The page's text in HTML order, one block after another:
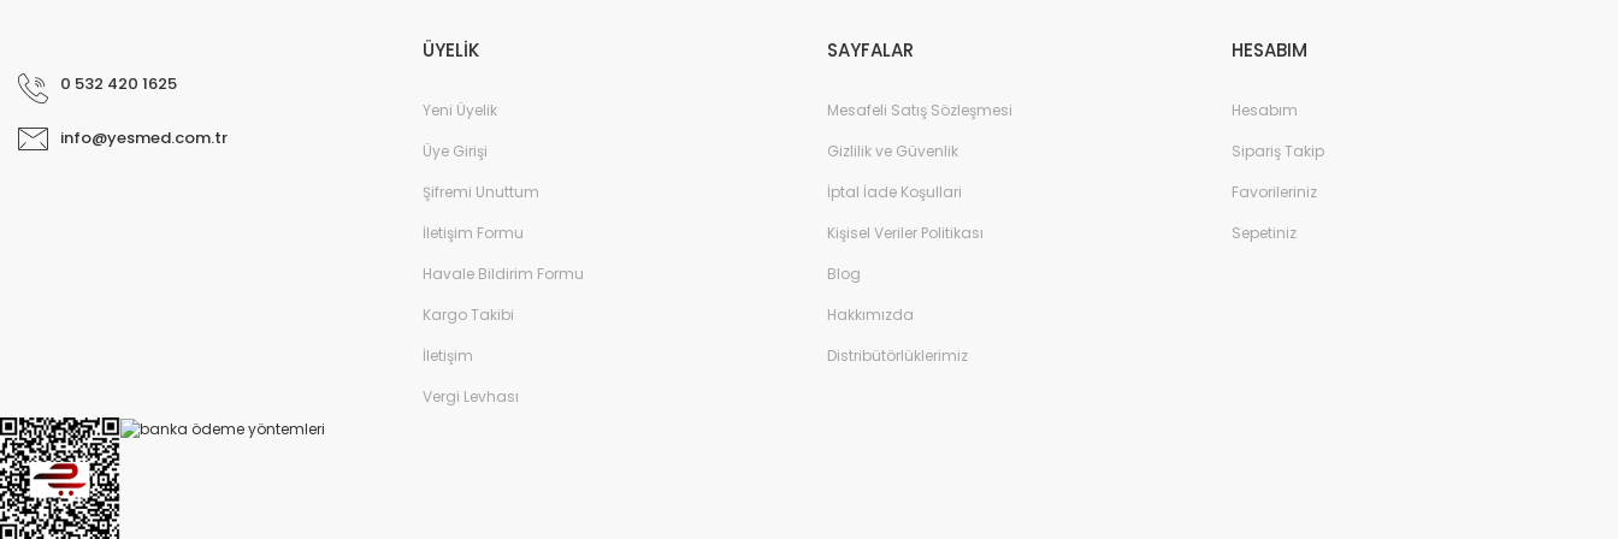
0 532 420 1625
info@yesmed.com.tr
ÜYELİK
Yeni Üyelik
Üye Girişi
Şifremi Unuttum
İletişim Formu
Havale Bildirim Formu
Kargo Takibi
İletişim
Vergi Levhası
SAYFALAR
Mesafeli Satış Sözleşmesi
Gizlilik ve Güvenlik
İptal İade Koşullari
Kişisel Veriler Politikası
Blog
Hakkımızda
Distribütörlüklerimiz
HESABIM
Hesabım
Sipariş Takip
Favorileriniz
Sepetiniz